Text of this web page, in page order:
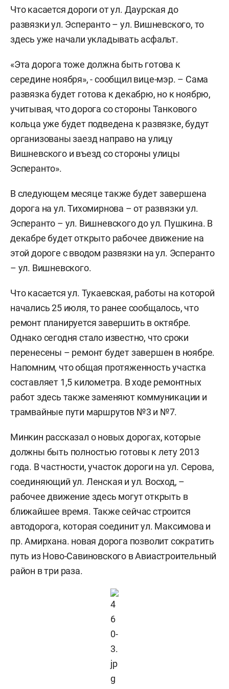
Что касается дороги от ул. Даурская до
развязки ул. Эсперанто – ул. Вишневского, то
здесь уже начали укладывать асфальт.
«Эта дорога тоже должна быть готова к
середине ноября», - сообщил вице-мэр. – Сама
развязка будет готова к декабрю, но к ноябрю,
учитывая, что дорога со стороны Танкового
кольца уже будет подведена к развязке, будут
организованы заезд направо на улицу
Вишневского и въезд со стороны улицы
Эсперанто».
В следующем месяце также будет завершена
дорога на ул. Тихомирнова – от развязки ул.
Эсперанто – ул. Вишневского до ул. Пушкина. В
декабре будет открыто рабочее движение на
этой дороге с вводом развязки на ул. Эсперанто
– ул. Вишневского.
Что касается ул. Тукаевская, работы на которой
начались 25 июля, то ранее сообщалось, что
ремонт планируется завершить в октябре.
Однако сегодня стало известно, что сроки
перенесены – ремонт будет завершен в ноябре.
Напомним, что общая протяженность участка
составляет 1,5 километра. В ходе ремонтных
работ здесь также заменяют коммуникации и
трамвайные пути маршрутов №3 и №7.
Минкин рассказал о новых дорогах, которые
должны быть полностью готовы к лету 2013
года. В частности, участок дороги на ул. Серова,
соединяющий ул. Ленская и ул. Восход, –
рабочее движение здесь могут открыть в
ближайшее время. Также сейчас строится
автодорога, которая соединит ул. Максимова и
пр. Амирхана. новая дорога позволит сократить
путь из Ново-Савиновского в Авиастроительный
район в три раза.